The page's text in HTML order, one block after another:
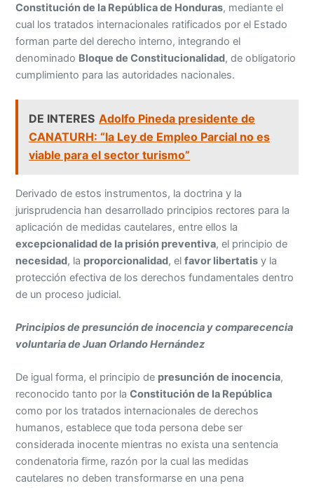
Constitución de la República de Honduras, mediante el
cual los tratados internacionales ratificados por el Estado
forman parte del derecho interno, integrando el
denominado Bloque de Constitucionalidad, de obligatorio
cumplimiento para las autoridades nacionales.
DE INTERES Adolfo Pineda presidente de
CANATURH: “la Ley de Empleo Parcial no es
viable para el sector turismo”
Derivado de estos instrumentos, la doctrina y la
jurisprudencia han desarrollado principios rectores para la
aplicación de medidas cautelares, entre ellos la
excepcionalidad de la prisión preventiva, el principio de
necesidad, la proporcionalidad, elfavor libertatis y la
protección efectiva de los derechos fundamentales dentro
de un proceso judicial.
Principios de presunción de inocencia y comparecencia
voluntaria de Juan Orlando Hernández
De igual forma, el principio de presunción de inocencia,
reconocido tanto por laConstitución de la República
como por los tratados internacionales de derechos
humanos, establece que toda persona debe ser
considerada inocente mientras no exista una sentencia
condenatoria firme, razón por la cual las medidas
cautelares no deben transformarse en una pena